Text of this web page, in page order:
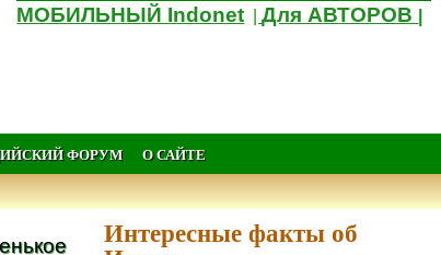
МОБИЛЬНЫЙ Indonet |Для АВТОРОВ
ФОРУМ О САЙТЕ
Интересные факты об